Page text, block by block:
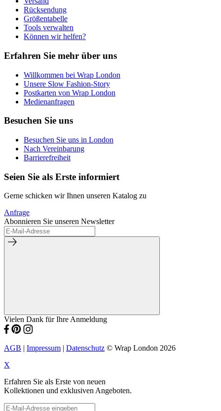
Rücksendung
Größentabelle
Tools verwalten
Können wir helfen?
Erfahren Sie mehr über uns
Willkommen bei Wrap London
Unsere Slow Fashion-Story
Postkarten von Wrap London
Medienanfragen
Besuchen Sie uns
Besuchen Sie uns in London
Nach Vereinbarung
Barrierefreiheit
Seien Sie als Erste informiert
Gerne schicken wir Ihnen unseren Katalog zu
Anfrage
Abonnieren Sie unseren Newsletter
Vielen Dank für Ihre Anmeldung
AGB Impressum Datenschutz © Wrap London 2026
X
Erfahren Sie als Erste von neuen
Kollektionen und exklusiven Angeboten.